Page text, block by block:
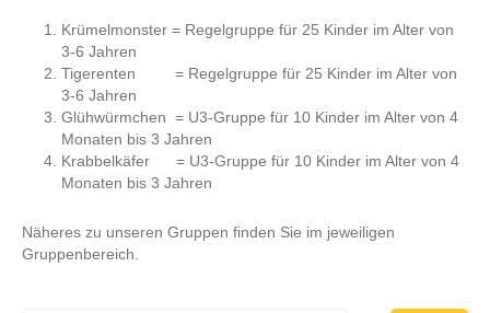
Krümelmonster = Regelgruppe für 25 Kinder im Alter von
3-6 Jahren
Tigerenten = Regelgruppe für 25 Kinder im Alter von
3-6 Jahren
Glühwürmchen = U3-Gruppe für 10 Kinder im Alter von 4
Monaten bis 3 Jahren
Krabbelkäfer = U3-Gruppe für 10 Kinder im Alter von 4
Monaten bis 3 Jahren
Näheres zu unseren Gruppen finden Sie im jeweiligen
Gruppenbereich.